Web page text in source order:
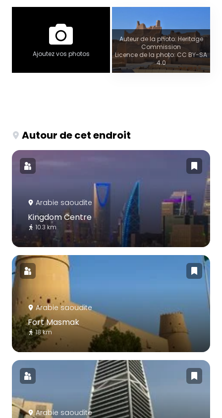
Ajoutez vos photos
Auteur de la photo: Heritage
Commission
Licence de la photo: CC BY-SA
4.0
Autour de cet endroit
Arabie saoudite
Kingdom Centre
10.3 km
Arabie saoudite
Fort Masmak
18 km
Arabie saoudite